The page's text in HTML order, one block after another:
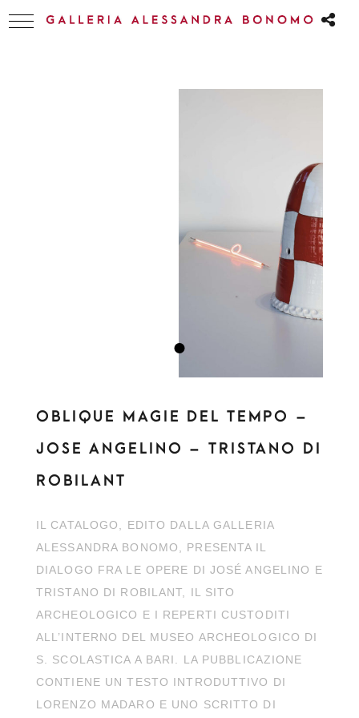
OBLIQUE MAGIE DEL TEMPO –
JOSE ANGELINO – TRISTANO DI
ROBILANT
IL CATALOGO, EDITO DALLA GALLERIA
ALESSANDRA BONOMO, PRESENTA IL
DIALOGO FRA LE OPERE DI JOSÉ ANGELINO E
TRISTANO DI ROBILANT, IL SITO
ARCHEOLOGICO E I REPERTI CUSTODITI
ALL’INTERNO DEL MUSEO ARCHEOLOGICO DI
S. SCOLASTICA A BARI. LA PUBBLICAZIONE
CONTIENE UN TESTO INTRODUTTIVO DI
LORENZO MADARO E UNO SCRITTO DI